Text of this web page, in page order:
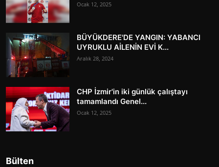
Ocak 12, 2025
BÜYÜKDERE'DE YANGIN: YABANCI
UYRUKLU AİLENİN EVİ K...
Aralık 28, 2024
CHP İzmir'in iki günlük çalıştayı
tamamlandı Genel...
Ocak 12, 2025
Bülten